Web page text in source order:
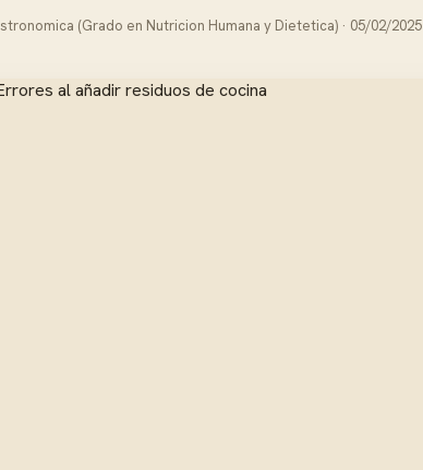
(Grado en Nutricion Humana y Dietetica) · 05/02/2025